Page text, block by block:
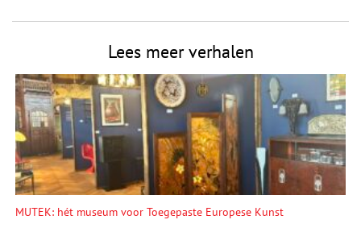
Lees meer verhalen
MUTEK: hét museum voor Toegepaste Europese Kunst